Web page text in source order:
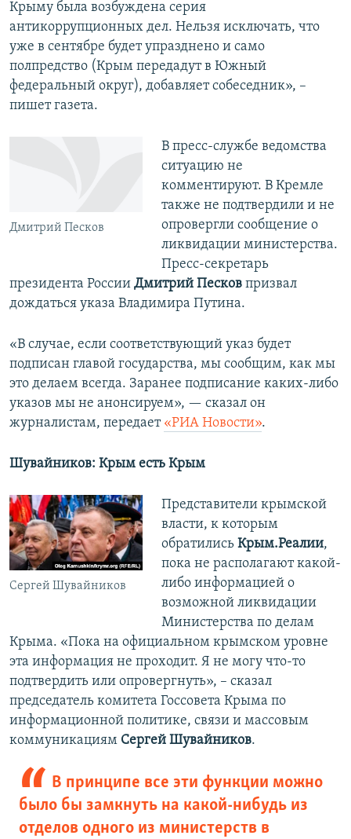
Крыму была возбуждена серия
антикоррупционных дел. Нельзя исключать, что
уже в сентябре будет упразднено и само
полпредство (Крым передадут в Южный
федеральный округ), добавляет собеседник», –
пишет газета.
Дмитрий Песков
В пресс-службе ведомства
ситуацию не
комментируют. В Кремле
также не подтвердили и не
опровергли сообщение о
ликвидации министерства.
Пресс-секретарь
президента России Дмитрий Песков призвал
дождаться указа Владимира Путина.
«В случае, если соответствующий указ будет
подписан главой государства, мы сообщим, как мы
это делаем всегда. Заранее подписание каких-либо
указов мы не анонсируем», — сказал он
журналистам, передает «РИА Новости».
Шувайников: Крым есть Крым
Сергей Шувайников
Представители крымской
власти, к которым
обратились Крым.Реалии,
пока не располагают какой-
либо информацией о
возможной ликвидации
Министерства по делам
Крыма. «Пока на официальном крымском уровне
эта информация не проходит. Я не могу что-то
подтвердить или опровергнуть», – сказал
председатель комитета Госсовета Крыма по
информационной политике, связи и массовым
коммуникациям Сергей Шувайников.
В принципе все эти функции можно
было бы замкнуть на какой-нибудь из
отделов одного из министерств в